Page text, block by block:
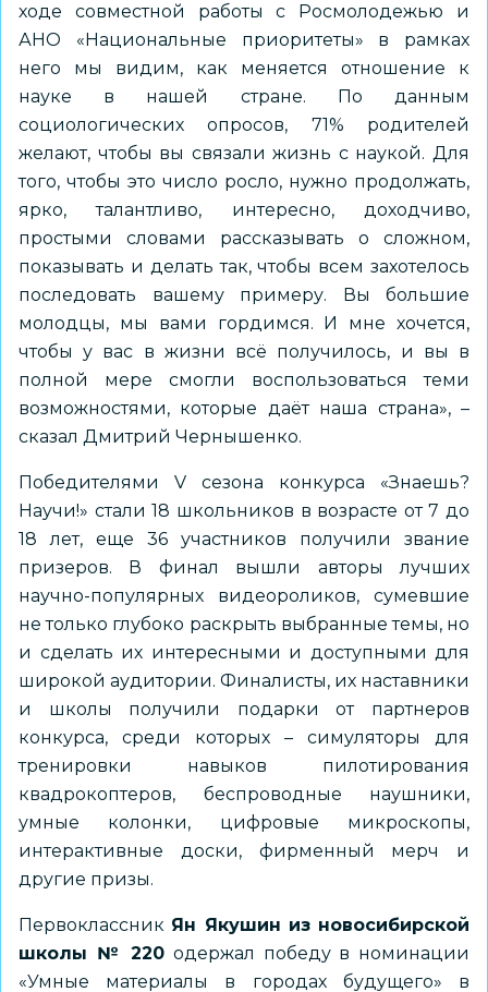
ходе совместной работы с Росмолодежью и
АНО «Национальные приоритеты» в рамках
него мы видим, как меняется отношение к
науке в нашей стране. По данным
социологических опросов, 71% родителей
желают, чтобы вы связали жизнь с наукой. Для
того, чтобы это число росло, нужно продолжать,
ярко, талантливо, интересно, доходчиво,
простыми словами рассказывать о сложном,
показывать и делать так, чтобы всем захотелось
последовать вашему примеру. Вы большие
молодцы, мы вами гордимся. И мне хочется,
чтобы у вас в жизни всё получилось, и вы в
полной мере смогли воспользоваться теми
возможностями, которые даёт наша страна», –
сказал Дмитрий Чернышенко.
Победителями V сезона конкурса «Знаешь?
Научи!» стали 18 школьников в возрасте от 7 до
18 лет, еще 36 участников получили звание
призеров. В финал вышли авторы лучших
научно-популярных видеороликов, сумевшие
не только глубоко раскрыть выбранные темы, но
и сделать их интересными и доступными для
широкой аудитории. Финалисты, их наставники
и школы получили подарки от партнеров
конкурса, среди которых – симуляторы для
тренировки навыков пилотирования
квадрокоптеров, беспроводные наушники,
умные колонки, цифровые микроскопы,
интерактивные доски, фирменный мерч и
другие призы.
Первоклассник Ян Якушин из новосибирской
школы № 220 одержал победу в номинации
«Умные материалы в городах будущего» в